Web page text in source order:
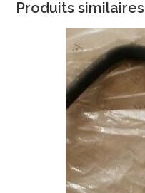
Produits similaires